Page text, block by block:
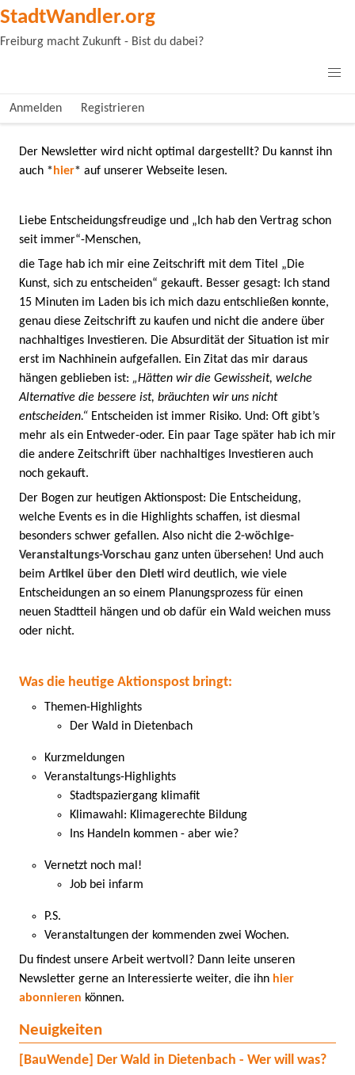
StadtWandler.org
Freiburg macht Zukunft - Bist du dabei?
Anmelden Registrieren
Der Newsletter wird nicht optimal dargestellt? Du kannst ihn
auch * hier* auf unserer Webseite lesen.
Liebe Entscheidungsfreudige und „Ich hab den Vertrag schon
seit immer“-Menschen,
die Tage hab ich mir eine Zeitschrift mit dem Titel „Die
Kunst, sich zu entscheiden“ gekauft. Besser gesagt: Ich stand
15 Minuten im Laden bis ich mich dazu entschließen konnte,
genau diese Zeitschrift zu kaufen und nicht die andere über
nachhaltiges Investieren. Die Absurdität der Situation ist mir
erst im Nachhinein aufgefallen. Ein Zitat das mir daraus
hängen geblieben ist: „Hätten wir die Gewissheit, welche
Alternative die bessere ist, bräuchten wir uns nicht
entscheiden.“ Entscheiden ist immer Risiko. Und: Oft gibt’s
mehr als ein Entweder-oder. Ein paar Tage später hab ich mir
die andere Zeitschrift über nachhaltiges Investieren auch
noch gekauft.
Der Bogen zur heutigen Aktionspost: Die Entscheidung,
welche Events es in die Highlights schaffen, ist diesmal
besonders schwer gefallen. Also nicht die 2-wöchige-
Veranstaltungs-Vorschau ganz unten übersehen! Und auch
beim Artikel über den Dieti wird deutlich, wie viele
Entscheidungen an so einem Planungsprozess für einen
neuen Stadtteil hängen und ob dafür ein Wald weichen muss
oder nicht.
Was die heutige Aktionspost bringt:
Themen-Highlights
Der Wald in Dietenbach
Kurzmeldungen
Veranstaltungs-Highlights
Stadtspaziergang klimafit
Klimawahl: Klimagerechte Bildung
Ins Handeln kommen - aber wie?
Vernetzt noch mal!
Job bei infarm
P.S.
Veranstaltungen der kommenden zwei Wochen.
Du findest unsere Arbeit wertvoll? Dann leite unseren
Newsletter gerne an Interessierte weiter, die ihn hier
abonnieren können.
Neuigkeiten
[BauWende] Der Wald in Dietenbach - Wer will was?